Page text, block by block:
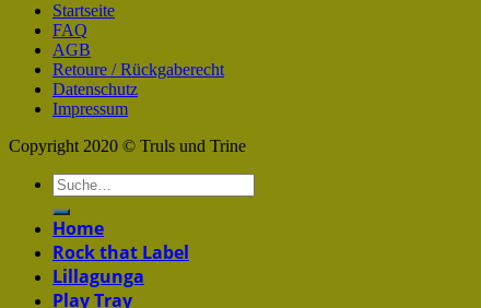
Startseite
FAQ
AGB
Retoure / Rückgaberecht
Datenschutz
Impressum
Copyright 2020 © Truls und Trine
Home
Rock that Label
Lillagunga
Play Tray